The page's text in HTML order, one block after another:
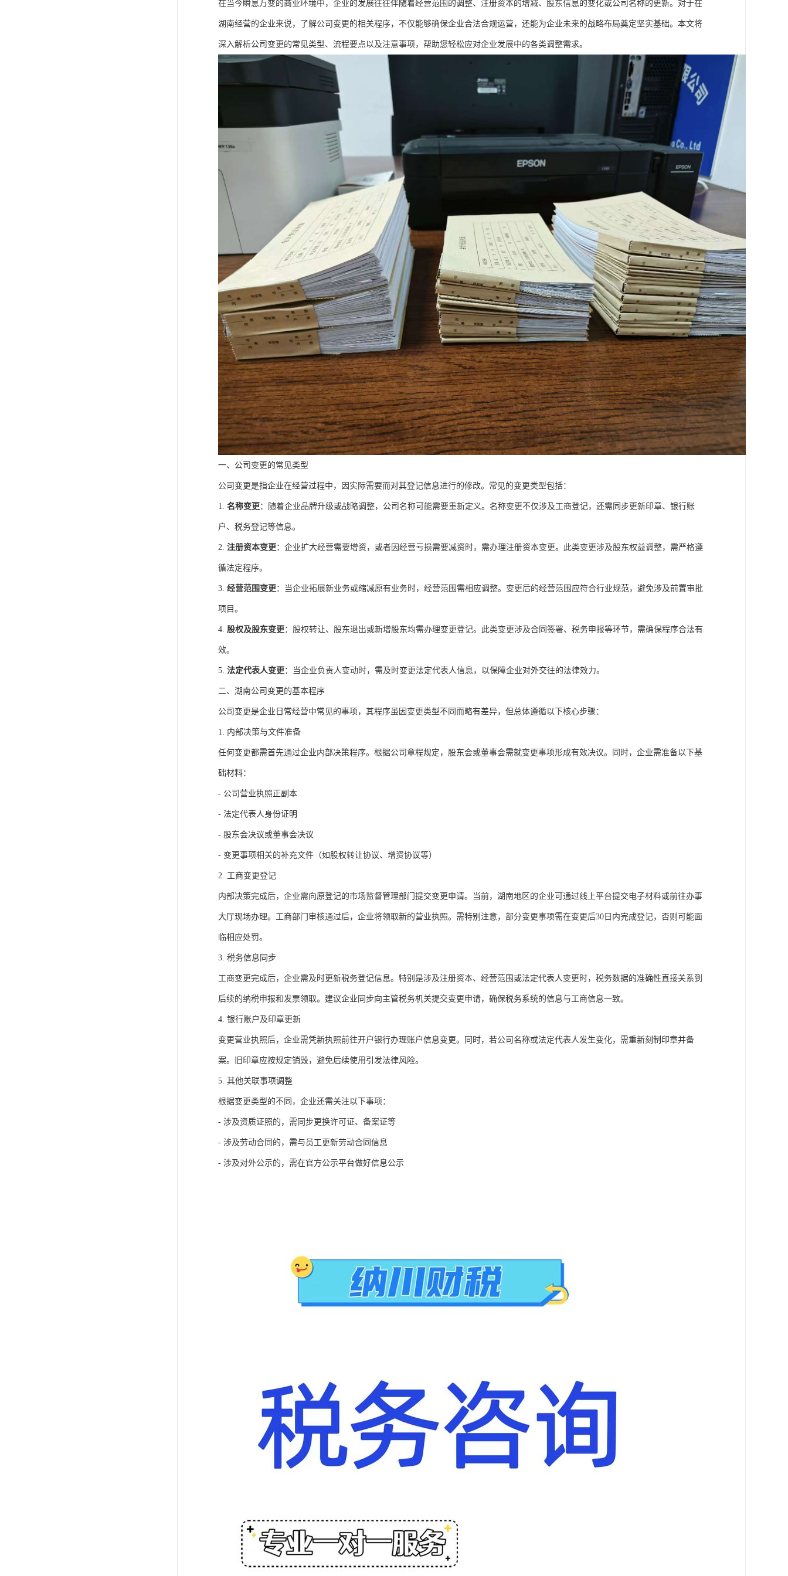
在当今瞬息万变的商业环境中，企业的发展往往伴随着经营范围的调整、注册资本的增减、股东信息的变化或公司名称的更新。对于在
湖南经营的企业来说，了解公司变更的相关程序，不仅能够确保企业合法合规运营，还能为企业未来的战略布局奠定坚实基础。本文将
深入解析公司变更的常见类型、流程要点以及注意事项，帮助您轻松应对企业发展中的各类调整需求。
一、公司变更的常见类型
公司变更是指企业在经营过程中，因实际需要而对其登记信息进行的修改。常见的变更类型包括：
1. 名称变更 ：随着企业品牌升级或战略调整，公司名称可能需要重新定义。名称变更不仅涉及工商登记，还需同步更新印章、银行账
户、税务登记等信息。
2. 注册资本变更 ：企业扩大经营需要增资，或者因经营亏损需要减资时，需办理注册资本变更。此类变更涉及股东权益调整，需严格遵
循法定程序。
3. 经营范围变更 ：当企业拓展新业务或缩减原有业务时，经营范围需相应调整。变更后的经营范围应符合行业规范，避免涉及前置审批
项目。
4. 股权及股东变更 ：股权转让、股东退出或新增股东均需办理变更登记。此类变更涉及合同签署、税务申报等环节，需确保程序合法有
效。
5. 法定代表人变更 ：当企业负责人变动时，需及时变更法定代表人信息，以保障企业对外交往的法律效力。
二、湖南公司变更的基本程序
公司变更是企业日常经营中常见的事项，其程序虽因变更类型不同而略有差异，但总体遵循以下核心步骤：
1. 内部决策与文件准备
任何变更都需首先通过企业内部决策程序。根据公司章程规定，股东会或董事会需就变更事项形成有效决议。同时，企业需准备以下基
础材料：
- 公司营业执照正副本
- 法定代表人身份证明
- 股东会决议或董事会决议
- 变更事项相关的补充文件（如股权转让协议、增资协议等）
2. 工商变更登记
内部决策完成后，企业需向原登记的市场监督管理部门提交变更申请。当前，湖南地区的企业可通过线上平台提交电子材料或前往办事
大厅现场办理。工商部门审核通过后，企业将领取新的营业执照。需特别注意，部分变更事项需在变更后30日内完成登记，否则可能面
临相应处罚。
3. 税务信息同步
工商变更完成后，企业需及时更新税务登记信息。特别是涉及注册资本、经营范围或法定代表人变更时，税务数据的准确性直接关系到
后续的纳税申报和发票领取。建议企业同步向主管税务机关提交变更申请，确保税务系统的信息与工商信息一致。
4. 银行账户及印章更新
变更营业执照后，企业需凭新执照前往开户银行办理账户信息变更。同时，若公司名称或法定代表人发生变化，需重新刻制印章并备
案。旧印章应按规定销毁，避免后续使用引发法律风险。
5. 其他关联事项调整
根据变更类型的不同，企业还需关注以下事项：
- 涉及资质证照的，需同步更换许可证、备案证等
- 涉及劳动合同的，需与员工更新劳动合同信息
- 涉及对外公示的，需在官方公示平台做好信息公示